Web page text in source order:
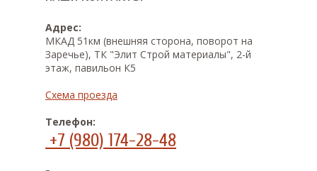
Адрес:
МКАД 51км (внешняя сторона, поворот на
Заречье), ТК "Элит Строй материалы", 2-й
этаж, павильон К5
Схема проезда
Телефон:
+7 (980) 174-28-48